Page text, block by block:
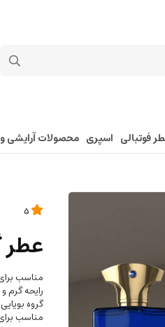
فوتبالی اسپری محصولات آرایشی
عطر
مناسب
رایحه گرم
گروه
مناسب